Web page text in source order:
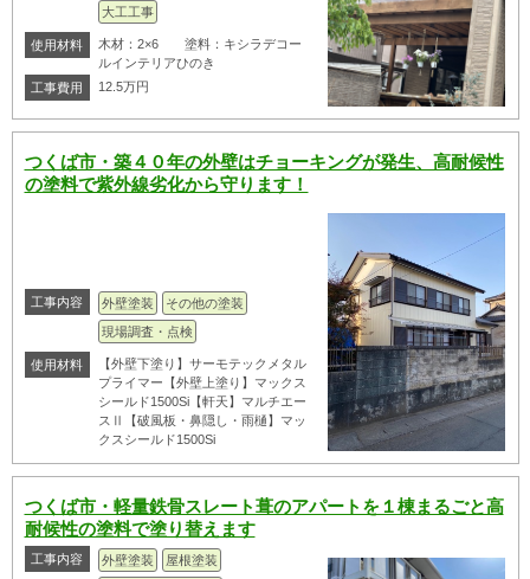
大工工事
使用材料
木材：2×6 塗料：キシラデコー
ルインテリアひのき
工事費用
12.5万円
つくば市・築４０年の外壁はチョーキングが発生、高耐候性
の塗料で紫外線劣化から守ります！
工事内容 外壁塗装
その他の塗装
現場調査・点検
使用材料
【外壁下塗り】サーモテックメタル
プライマー【外壁上塗り】マックス
シールド1500Si【軒天】マルチエー
スⅡ【破風板・鼻隠し・雨樋】マッ
クスシールド1500Si
つくば市・軽量鉄骨スレート葺のアパートを１棟まるごと高
耐候性の塗料で塗り替えます
工事内容 外壁塗装
屋根塗装